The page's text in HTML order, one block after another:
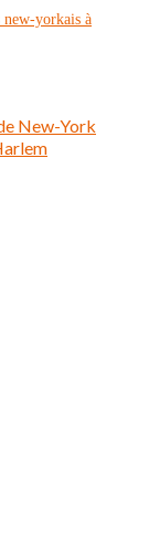
New-York